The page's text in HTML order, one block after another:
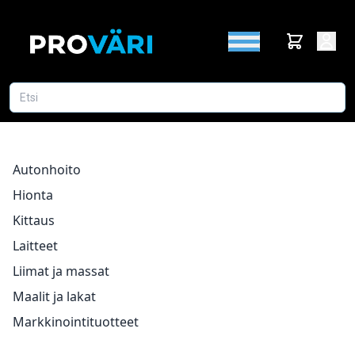
Autonhoito
Hionta
Kittaus
Laitteet
Liimat ja massat
Maalit ja lakat
Markkinointituotteet